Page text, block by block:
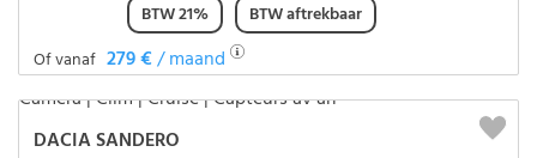
BTW 21%
BTW aftrekbaar
Of vanaf 279 €/ maand
DACIA SANDERO